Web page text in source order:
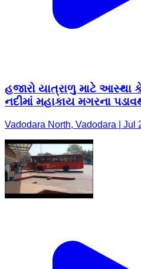
હજારો યાત્રાળુ માટે આસ્થા
નદીમાં મહાકાય મગરના
Vadodara North, Vadodara | Jul